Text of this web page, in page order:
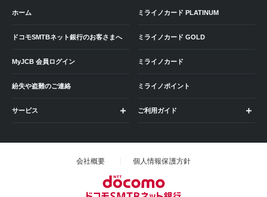
ホーム
ドコモSMTBネット銀行のお客さまへ
MyJCB 会員ログイン
紛失や盗難のご連絡
ミライノカード PLATINUM
ミライノカード GOLD
ミライノカード
ミライノポイント
サービス ご利用ガイド
会社概要 個人情報保護方針